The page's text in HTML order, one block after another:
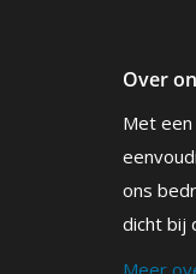
Over
Met
ons
dicht bij
Meer